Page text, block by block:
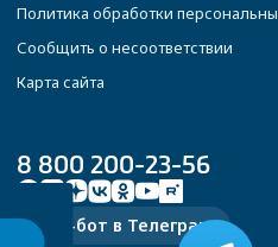
Политика обработки
Сообщить о несоответствии
Карта сайта
8 800 200-23-56
Чат-бот в Телеграм